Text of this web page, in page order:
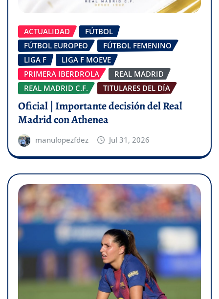
ACTUALIDAD
FÚTBOL
FÚTBOL EUROPEO
FÚTBOL FEMENINO
LIGA F
LIGA F MOEVE
PRIMERA IBERDROLA
REAL MADRID
REAL MADRID C.F.
TITULARES DEL DÍA
Oficial | Importante decisión del Real
Madrid con Athenea
manulopezfdez Jul 31, 2026